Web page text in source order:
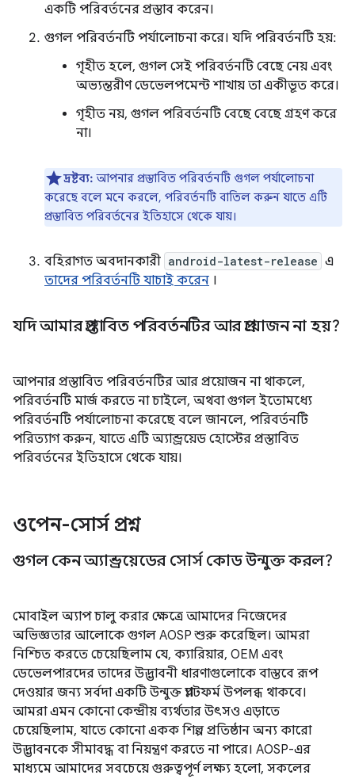
একটি পরিবর্তনের প্রস্তাব করেন।
গুগল পরিবর্তনটি পর্যালোচনা করে। যদি পরিবর্তনটি হয়:
গৃহীত হলে, গুগল সেই পরিবর্তনটি বেছে নেয় এবং
অভ্যন্তরীণ ডেভেলপমেন্ট শাখায় তা একীভূত করে।
গৃহীত নয়, গুগল পরিবর্তনটি বেছে বেছে গ্রহণ করে
না।
দ্রষ্টব্য: আপনার প্রস্তাবিত পরিবর্তনটি গুগল পর্যালোচনা
করেছে বলে মনে করলে, পরিবর্তনটি বাতিল করুন যাতে এটি
প্রস্তাবিত পরিবর্তনের ইতিহাসে থেকে যায়।
বহিরাগত অবদানকারী android-latest-release এ
তাদের পরিবর্তনটি যাচাই করেন ।
যদি আমার প্রস্তাবিত পরিবর্তনটির আর প্রয়োজন না হয়?
আপনার প্রস্তাবিত পরিবর্তনটির আর প্রয়োজন না থাকলে,
পরিবর্তনটি মার্জ করতে না চাইলে, অথবা গুগল ইতোমধ্যে
পরিবর্তনটি পর্যালোচনা করেছে বলে জানলে, পরিবর্তনটি
পরিত্যাগ করুন, যাতে এটি অ্যান্ড্রয়েড হোস্টের প্রস্তাবিত
পরিবর্তনের ইতিহাসে থেকে যায়।
ওপেন-সোর্স প্রশ্ন
গুগল কেন অ্যান্ড্রয়েডের সোর্স কোড উন্মুক্ত করল?
মোবাইল অ্যাপ চালু করার ক্ষেত্রে আমাদের নিজেদের
অভিজ্ঞতার আলোকে গুগল AOSP শুরু করেছিল। আমরা
নিশ্চিত করতে চেয়েছিলাম যে, ক্যারিয়ার, OEM এবং
ডেভেলপারদের তাদের উদ্ভাবনী ধারণাগুলোকে বাস্তবে রূপ
দেওয়ার জন্য সর্বদা একটি উন্মুক্ত প্ল্যাটফর্ম উপলব্ধ থাকবে।
আমরা এমন কোনো কেন্দ্রীয় ব্যর্থতার উৎসও এড়াতে
চেয়েছিলাম, যাতে কোনো একক শিল্প প্রতিষ্ঠান অন্য কারো
উদ্ভাবনকে সীমাবদ্ধ বা নিয়ন্ত্রণ করতে না পারে। AOSP-এর
মাধ্যমে আমাদের সবচেয়ে গুরুত্বপূর্ণ লক্ষ্য হলো, সকলের